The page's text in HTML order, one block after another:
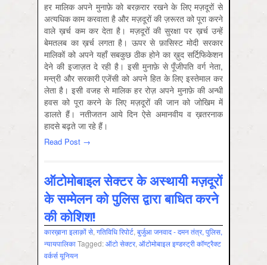
हर मालिक अपने मुनाफ़े को बरक़रार रखने के लिए मज़दूरों से
अत्यधिक काम करवाता है और मज़दूरों की ज़रूरत को पूरा करने
वाले ख़र्च कम कर देता है। मज़दूरों की सुरक्षा पर ख़र्च उन्हें
बेमतलब का ख़र्च लगता है। ऊपर से फ़ासिस्ट मोदी सरकार
मालिकों को अपने यहाँ सबकुछ ठीक होने का ख़ुद सर्टिफि़केशन
देने की इजाज़त दे रही है। इसी मुनाफ़े से पूँजीपति वर्ग नेता,
मन्त्री और सरकारी एजेंसी को अपने हित के लिए इस्तेमाल कर
लेता है। इसी वजह से मालिक हर रोज़ अपने मुनाफ़े की अन्धी
हवस को पूरा करने के लिए मज़दूरों की जान को जोखिम में
डालते हैं। नतीजतन आये दिन ऐसे अमानवीय व ख़तरनाक
हादसे बढ़ते जा रहे हैं।
Read Post →
ऑटोमोबाइल सेक्टर के अस्थायी मज़दूरों
के सम्मेलन को पुलिस द्वारा बाधित करने
की कोशिश!
कारख़ाना इलाक़ों से, गतिविधि रिपोर्ट, बुर्जुआ जनवाद - दमन तंत्र, पुलिस,
न्‍यायपालिकाTagged:ऑटो सेक्‍टर, ऑटोमोबाइल इण्डस्ट्री कॉण्ट्रैक्ट
वर्कर्स यूनियन